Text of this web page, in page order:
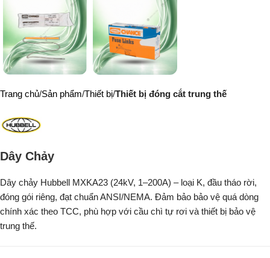
Trang chủ Sản phẩm Thiết bị Thiết bị đóng cắt trung thế
Dây Chảy
Dây chảy Hubbell MXKA23 (24kV, 1–200A) – loại K, đầu tháo rời,
đóng gói riêng, đạt chuẩn ANSI/NEMA. Đảm bảo bảo vệ quá dòng
chính xác theo TCC, phù hợp với cầu chì tự rơi và thiết bị bảo vệ
trung thế.